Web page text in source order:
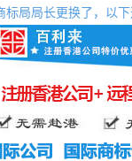
标局局长更换了，以下
国加入国外市场争夺战
关内容推荐：
优才计划最新打分表